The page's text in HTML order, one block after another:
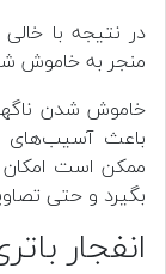
در نتیجه با
منجر به خاموش
خاموش شدن
باعث آسیب‌های
ممکن است امکان
بگیرد و حتی
انفجار